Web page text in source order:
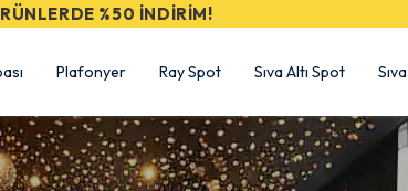
%50 İNDİRİM!
Plafonyer Ray Spot Sıva Altı Spot